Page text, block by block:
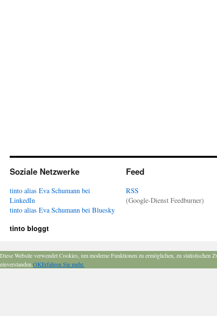
Soziale Netzwerke
tinto alias Eva Schumann bei
LinkedIn
tinto alias Eva Schumann bei Bluesky
Feed
RSS
(Google-Dienst Feedburner)
tinto bloggt
Diese Website verwendet Cookies, um moderne Funktionen zu ermöglichen, zu
einverstanden.OKErfahren Sie mehr.